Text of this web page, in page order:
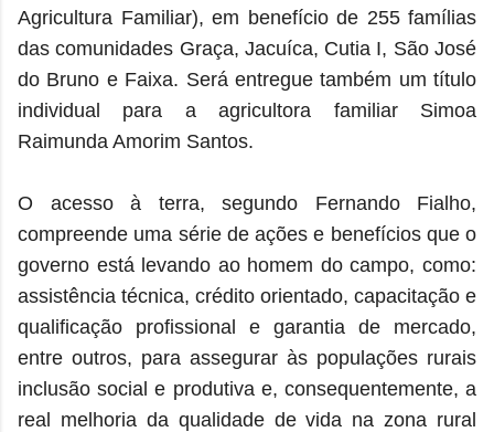
Agricultura Familiar), em benefício de 255 famílias
das comunidades Graça, Jacuíca, Cutia I, São José
do Bruno e Faixa. Será entregue também um título
individual para a agricultora familiar Simoa
Raimunda Amorim Santos.
O acesso à terra, segundo Fernando Fialho,
compreende uma série de ações e benefícios que o
governo está levando ao homem do campo, como:
assistência técnica, crédito orientado, capacitação e
qualificação profissional e garantia de mercado,
entre outros, para assegurar às populações rurais
inclusão social e produtiva e, consequentemente, a
real melhoria da qualidade de vida na zona rural